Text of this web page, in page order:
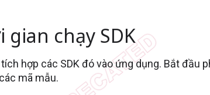
gian chạy SDK
hợp các SDK đó vào ứng dụng. Bắt đầu
mã mẫu.